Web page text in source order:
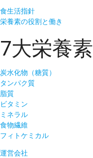
食生活指針
栄養素の役割と働き
7大栄養素
炭水化物（糖質）
タンパク質
脂質
ビタミン
ミネラル
食物繊維
フィトケミカル
運営会社